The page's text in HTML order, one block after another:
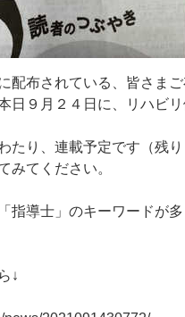
配布さ れている 皆さ ま ご
日 ９ 月 ２ ４ 日 に リ ハ ビリ
た り 連載予定です （残り
みて く ださ い。
「 指導士 」 のキーワー ドが多
ら ↓